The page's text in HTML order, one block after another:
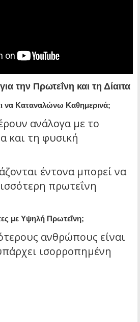
την Πρωτεΐνη και τη Δίαιτα
να Καταναλώνω Καθημερινά;
ανάλογα με το
και τη φυσική
έντονα μπορεί να
πρωτεΐνη
με Υψηλή Πρωτεΐνη;
ανθρώπους είναι
ισορροπημένη